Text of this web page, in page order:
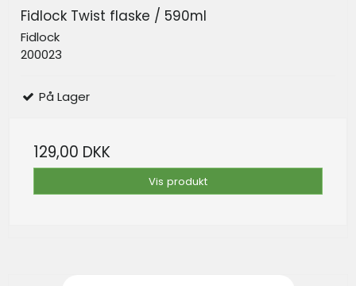
Fidlock Twist flaske / 590ml
Fidlock
200023
På Lager
129,00 DKK
Vis produkt